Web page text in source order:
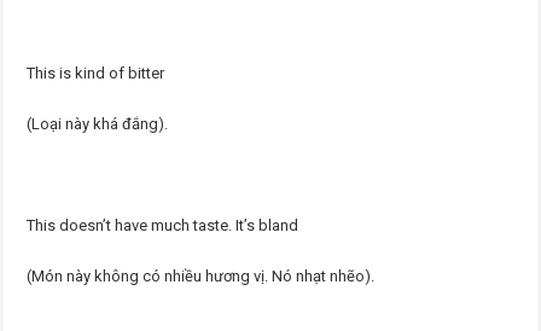
This is kind of bitter
(Loại này khá đắng).
This doesn’t have much taste. It’s bland
(Món này không có nhiều hương vị. Nó nhạt nhẽo).